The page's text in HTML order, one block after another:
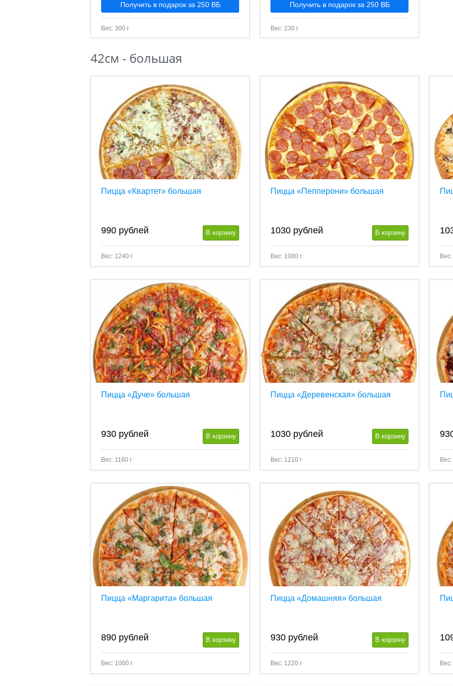
Получить в подарок за 250 ВБ
Вес: 300 г
Получить в подарок за 250 ВБ
Вес: 230 г
42см - большая
Пицца «Квартет» большая
990 рублей В корзину
Вес: 1240 г
Пицца «Пепперони» большая
1030 рублей В корзину
Вес: 1080 г
Пицца «Дуче» большая
930 рублей В корзину
Вес: 1160 г
Пицца «Деревенская» большая
1030 рублей В корзину
Вес: 1210 г
Пицца «Маргарита» большая
890 рублей В корзину
Вес: 1000 г
Пицца «Домашняя» большая
930 рублей В корзину
Вес: 1220 г